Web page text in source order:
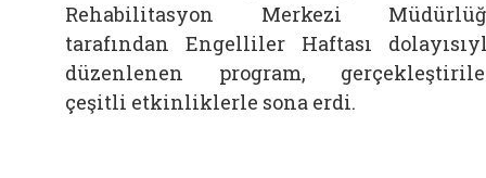
Rehabilitasyon Merkezi
tarafından Engelliler Haftası
düzenlenen program,
çeşitli etkinliklerle sona erdi.